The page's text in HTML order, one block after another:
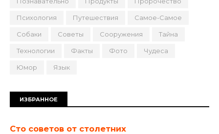
Психология Путешествия Самое-Самое
Собаки Советы Сооружения Тайна
Технологии Факты Фото Чудеса
Юмор Язык
ИЗБРАННОЕ
Сто советов от столетних